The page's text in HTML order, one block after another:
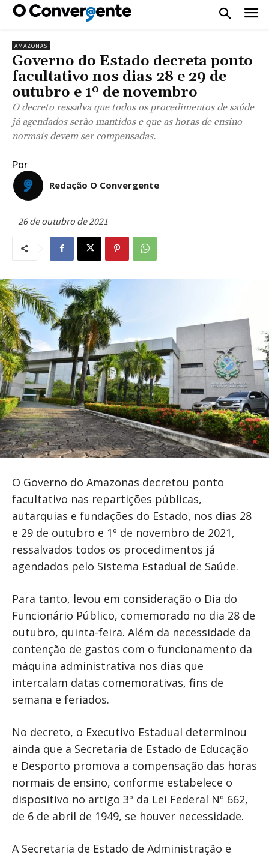
AMAZONAS
Governo do Estado decreta ponto
facultativo nos dias 28 e 29 de
outubro e 1º de novembro
O decreto ressalva que todos os procedimentos de saúde
já agendados serão mantidos e que as horas de ensino
normais devem ser compensadas.
Por
Redação O Convergente
26 de outubro de 2021
O Governo do Amazonas decretou ponto
facultativo nas repartições públicas,
autarquias e fundações do Estado, nos dias 28
e 29 de outubro e 1º de novembro de 2021,
ressalvados todos os procedimentos já
agendados pelo Sistema Estadual de Saúde.
Para tanto, levou em consideração o Dia do
Funcionário Público, comemorado no dia 28 de
outubro, quinta-feira. Além da necessidade da
contenção de gastos com o funcionamento da
máquina administrativa nos dias que
intercalam datas comemorativas, fins de
semana e feriados.
No decreto, o Executivo Estadual determinou
ainda que a Secretaria de Estado de Educação
e Desporto promova a compensação das horas
normais de ensino, conforme estabelece o
dispositivo no artigo 3º da Lei Federal Nº 662,
de 6 de abril de 1949, se houver necessidade.
A Secretaria de Estado de Administração e